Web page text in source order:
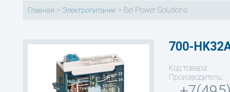
Главная > Электропитание > Bel Power Solutions
700-
Код товара: